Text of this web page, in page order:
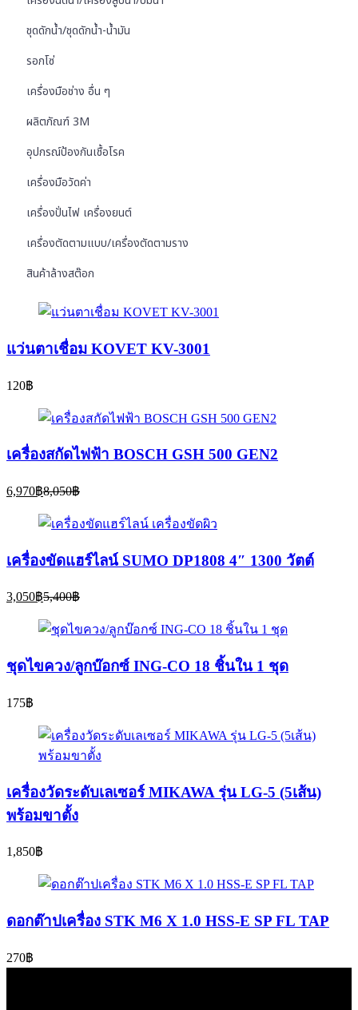
ชุดดักน้ำ/ชุดดักน้ำ-น้ำมัน
รอกโซ่
เครื่องมือช่าง อื่น ๆ
ผลิตภัณฑ์ 3M
อุปกรณ์ป้องกันเชื้อโรค
เครื่องมือวัดค่า
เครื่องปั่นไฟ เครื่องยนต์
เครื่องตัดตามแบบ/เครื่องตัดตามราง
สินค้าล้างสต๊อก
แว่นตาเชื่อม KOVET KV-3001
120฿
เครื่องสกัดไฟฟ้า BOSCH GSH 500 GEN2
6,970฿Current
price
is:
6,970฿.
8,050฿
was:
8,050฿.
เครื่องขัดแฮร์ไลน์ SUMO DP1808 4″ 1300 วัตต์
3,050฿Current
is:
3,050฿.
5,400฿
5,400฿.
ชุดไขควง/ลูกบ๊อกซ์ ING-CO 18 ชิ้นใน 1 ชุด
175฿
เครื่องวัดระดับเลเซอร์ MIKAWA รุ่น LG-5 (5เส้น)
พร้อมขาตั้ง
1,850฿
ดอกต๊าปเครื่อง STK M6 X 1.0 HSS-E SP FL TAP
270฿